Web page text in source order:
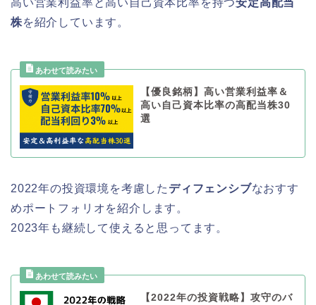
株を紹介しています。
【優良銘柄】高い営業利益率＆
高い自己資本比率の高配当株30
選
2022年の投資環境を考慮した ディフェンシブなおすす
めポートフォリオを紹介します。
2023年も継続して使えると思ってます。
【2022年の投資戦略】攻守のバ